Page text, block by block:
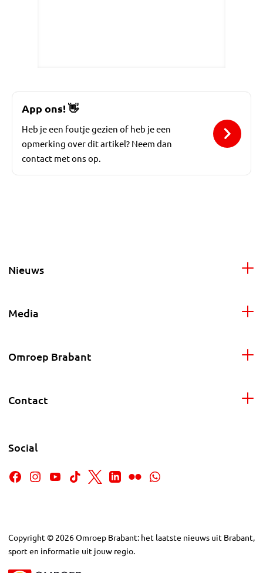
App ons!👋
Heb je een foutje gezien of heb je een
opmerking over dit artikel? Neem dan
contact met ons op.
Nieuws
Media
Omroep Brabant
Contact
Social
Copyright © 2026Omroep Brabant: het laatste nieuws uit Brabant,
sport en informatie uit jouw regio.